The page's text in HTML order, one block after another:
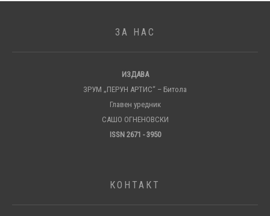
ЗА НАС
ИЗДАВА
ЗРУМ „ПЕРУН АРТИС“ – Битола
Главен уредник
САШО ОГНЕНОВСКИ
ISSN 2671 - 3950
КОНТАКТ